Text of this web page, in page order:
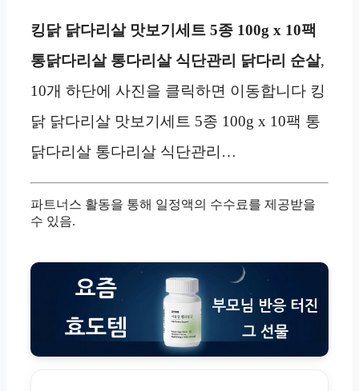
킹닭 닭다리살 맛보기세트 5종 100g x 10팩
통닭다리살 통다리살 식단관리 닭다리 순살,
10개 하단에 사진을 클릭하면 이동합니다 킹
닭 닭다리살 맛보기세트 5종 100g x 10팩 통
닭다리살 통다리살 식단관리…
파트너스 활동을 통해 일정액의 수수료를 제공받을
수 있음.